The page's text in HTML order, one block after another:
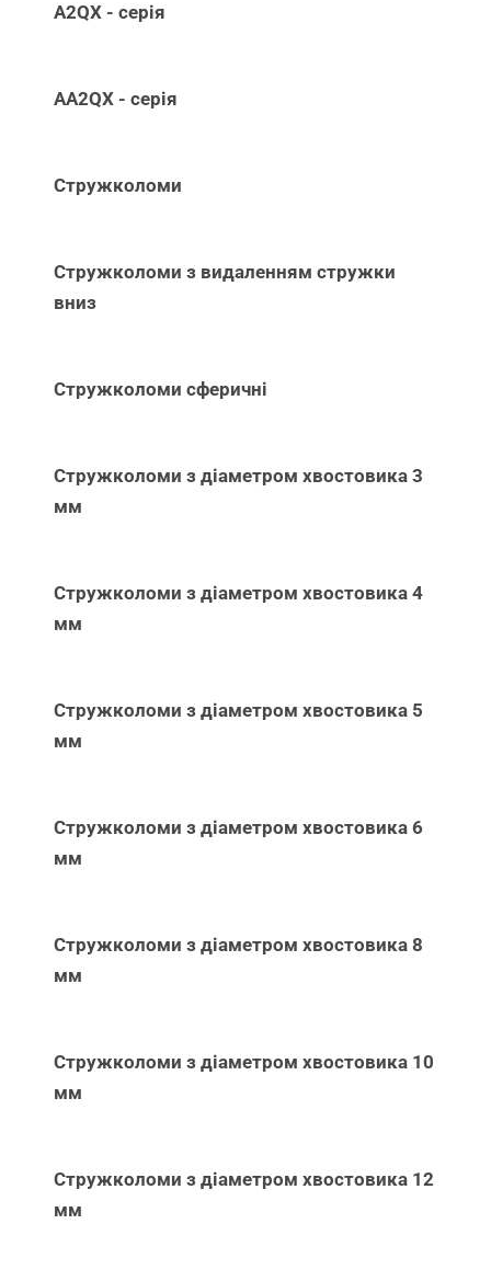
A2QX - серія
AA2QX - серія
Стружколоми
Стружколоми з видаленням стружки
вниз
Стружколоми сферичні
Стружколоми з діаметром хвостовика 3
мм
Стружколоми з діаметром хвостовика 4
мм
Стружколоми з діаметром хвостовика 5
мм
Стружколоми з діаметром хвостовика 6
мм
Стружколоми з діаметром хвостовика 8
мм
Стружколоми з діаметром хвостовика 10
мм
Стружколоми з діаметром хвостовика 12
мм